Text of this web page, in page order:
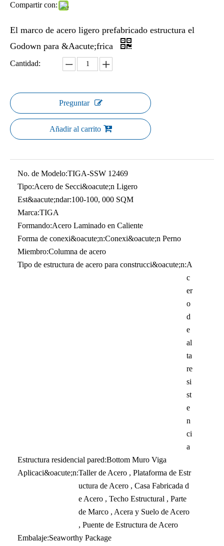
Compartir con:
El marco de acero ligero prefabricado estructura el
Godown para &Aacute;frica
Cantidad:
Preguntar
Añadir al carrito
No. de Modelo:TIGA-SSW 12469
Tipo:Acero de Secci&oacute;n Ligero
Est&aacute;ndar:100-100, 000 SQM
Marca:TIGA
Formando:Acero Laminado en Caliente
Forma de conexi&oacute;n:Conexi&oacute;n Perno
Miembro:Columna de acero
Tipo de estructura de acero para construcci&oacute;n:A
c
er
o
d
e
al
ta
re
si
st
e
n
ci
a
Estructura residencial pared:Bottom Muro Viga
Aplicaci&oacute;n:Taller de Acero , Plataforma de Estr
uctura de Acero , Casa Fabricada d
e Acero , Techo Estructural , Parte
de Marco , Acera y Suelo de Acero
, Puente de Estructura de Acero
Embalaje:Seaworthy Package